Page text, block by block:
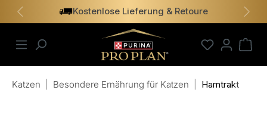
springen Kostenlose Lieferung & Retoure
Vorheriges
Katzen Besondere Ernährung für Katzen Harntrakt